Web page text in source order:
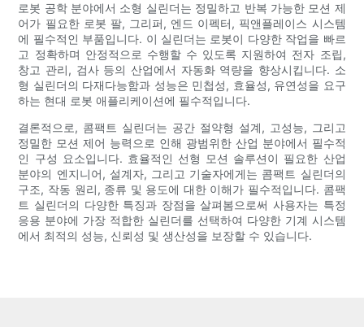
로봇 공학 분야에서 소형 실린더는 정밀하고 반복 가능한 모션 제
어가 필요한 로봇 팔, 그리퍼, 엔드 이펙터, 픽앤플레이스 시스템
에 필수적인 부품입니다. 이 실린더는 로봇이 다양한 작업을 빠르
고 정확하며 안정적으로 수행할 수 있도록 지원하여 전자 조립,
창고 관리, 검사 등의 산업에서 자동화 역량을 향상시킵니다. 소
형 실린더의 다재다능함과 성능은 민첩성, 효율성, 유연성을 요구
하는 현대 로봇 애플리케이션에 필수적입니다.
결론적으로, 콤팩트 실린더는 공간 절약형 설계, 고성능, 그리고
정밀한 모션 제어 능력으로 인해 광범위한 산업 분야에서 필수적
인 구성 요소입니다. 효율적인 선형 모션 솔루션이 필요한 산업
분야의 엔지니어, 설계자, 그리고 기술자에게는 콤팩트 실린더의
구조, 작동 원리, 종류 및 용도에 대한 이해가 필수적입니다. 콤팩
트 실린더의 다양한 특징과 장점을 살펴봄으로써 사용자는 특정
응용 분야에 가장 적합한 실린더를 선택하여 다양한 기계 시스템
에서 최적의 성능, 신뢰성 및 생산성을 보장할 수 있습니다.